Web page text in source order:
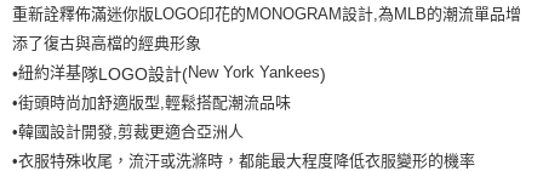
每筆NT$60，滿NT$499(含以上)免運費
7-11取貨付款<未取貨列黑名單/不支援離島取退>
每筆NT$60，滿NT$499(含以上)免運費
7-11取貨<不支援離島取退>
重新詮釋佈滿迷你版LOGO印花的MONOGRAM設計,為MLB的潮流單品增
添了復古與高檔的經典形象
•紐約洋基隊LOGO設計(New York Yankees)
•街頭時尚加舒適版型,輕鬆搭配潮流品味
•韓國設計開發,剪裁更適合亞洲人
•衣服特殊收尾，流汗或洗滌時，都能最大程度降低衣服變形的機率